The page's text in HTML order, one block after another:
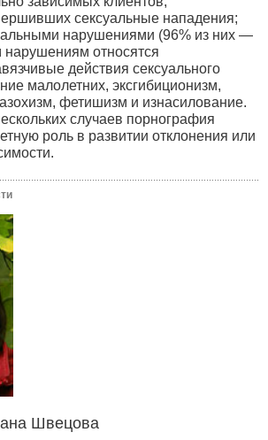
сексуальные нападения;
нарушениями (96% из них —
относятся
действия сексуального
малолетних, эксгибиционизм,
фетишизм и изнасилование.
случаев порнография
роль в развитии отклонения или
Швецова